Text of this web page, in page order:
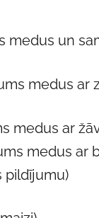
medus un
medus ar
medus ar
medus ar
pildījumu)